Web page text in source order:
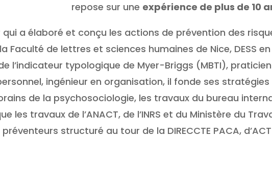
repose sur une expérience de plus de 10
a élaboré et conçu les actions de prévention des
Faculté de lettres et sciences humaines de Nice, DESS
l’indicateur typologique de Myer-Briggs (MBTI),
ingénieur en organisation, il fonde ses
de la psychosociologie, les travaux du bureau
les travaux de l’ANACT, de l’INRS et du Ministère du
structuré au tour de la DIRECCTE PACA,